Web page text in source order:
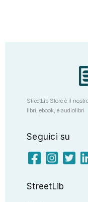
StreetLib Store è il
libri, ebook, e audiolibri
Seguici su
StreetLib